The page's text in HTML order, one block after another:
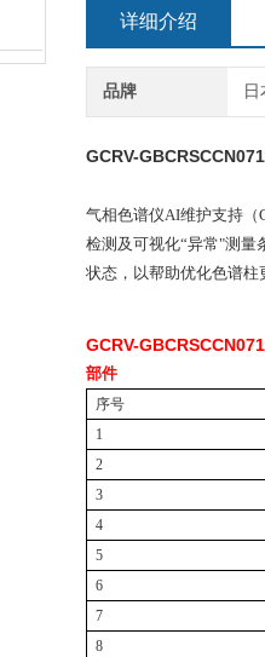
详细介绍
品牌
GCRV-
气相色谱仪AI维护支持（
检测及可视化“异常"测量
状态，以帮助优化色谱柱
GCRV-
部件
序号
1
2
3
4
5
6
7
8